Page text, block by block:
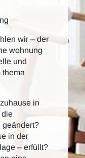
wir – der
wohnung
und
thema
in
die
geändert?
in der
– erfüllt?